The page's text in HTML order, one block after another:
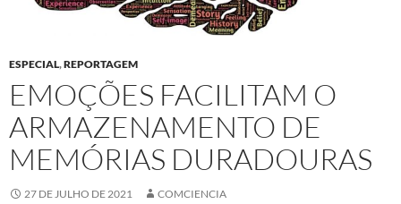
ESPECIAL,REPORTAGEM
EMOÇÕES FACILITAM O
ARMAZENAMENTO DE
MEMÓRIAS DURADOURAS
27 DE JULHO DE 2021 COMCIENCIA